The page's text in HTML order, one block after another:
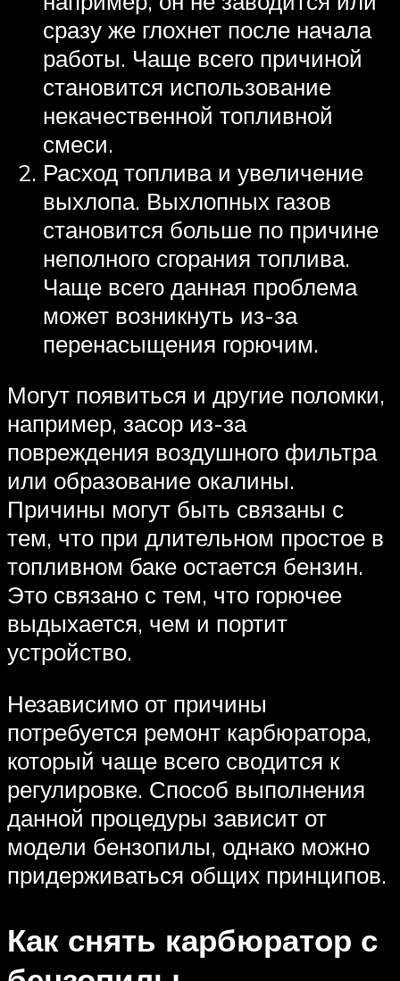
сразу же глохнет после начала
работы. Чаще всего причиной
становится использование
некачественной топливной
смеси.
Расход топлива и увеличение
выхлопа. Выхлопных газов
становится больше по причине
неполного сгорания топлива.
Чаще всего данная проблема
может возникнуть из-за
перенасыщения горючим.
Могут появиться и другие поломки,
например, засор из-за
повреждения воздушного фильтра
или образование окалины.
Причины могут быть связаны с
тем, что при длительном простое в
топливном баке остается бензин.
Это связано с тем, что горючее
выдыхается, чем и портит
устройство.
Независимо от причины
потребуется ремонт карбюратора,
который чаще всего сводится к
регулировке. Способ выполнения
данной процедуры зависит от
модели бензопилы, однако можно
придерживаться общих принципов.
Как снять карбюратор с